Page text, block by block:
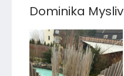
Dominika